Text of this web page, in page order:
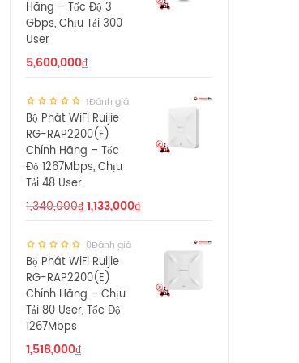
Hãng – Tốc Độ 3
Gbps, Chịu Tải 300
User
5,600,000₫
1Đánh giá
Bộ Phát WiFi Ruijie
RG-RAP2200(F)
Chính Hãng – Tốc
Độ 1267Mbps, Chịu
Tải 48 User
1,340,000₫1,133,000₫
0Đánh giá
Bộ Phát WiFi Ruijie
RG-RAP2200(E)
Chính Hãng – Chịu
Tải 80 User, Tốc Độ
1267Mbps
1,518,000₫